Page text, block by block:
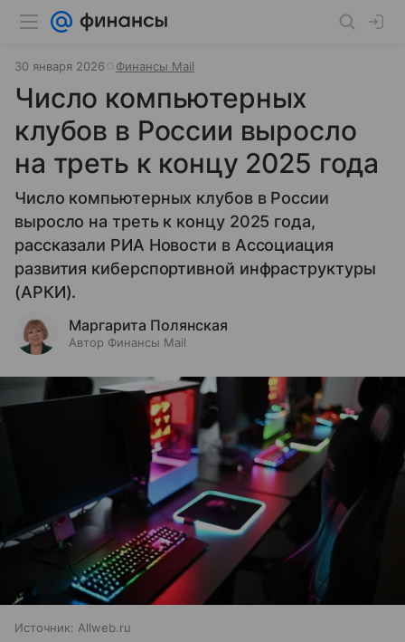
30 января 2026 Финансы Mail
Число компьютерных
клубов в России выросло
на треть к концу 2025 года
Число компьютерных клубов в России
выросло на треть к концу 2025 года,
рассказали РИА Новости в Ассоциация
развития киберспортивной инфраструктуры
(АРКИ).
Маргарита Полянская
Автор Финансы Mail
Источник: Allweb.ru